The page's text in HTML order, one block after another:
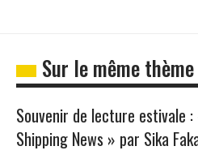
Sur le même thème
Souvenir de lecture estivale :
Shipping News » par Sika